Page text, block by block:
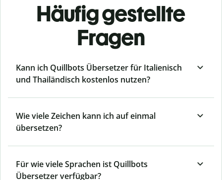
Häufig gestellte
Fragen
Kann ich Quillbots Übersetzer für Italienisch
und Thailändisch kostenlos nutzen?
Wie viele Zeichen kann ich auf einmal
übersetzen?
Für wie viele Sprachen ist Quillbots
Übersetzer verfügbar?